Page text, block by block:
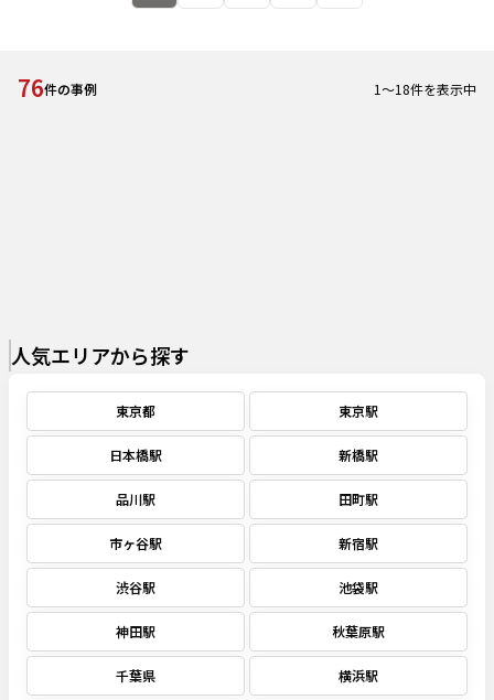
76件の事例 1～18件を表示中
人気エリアから探す
東京都 東京駅
日本橋駅 新橋駅
品川駅 田町駅
市ヶ谷駅 新宿駅
渋谷駅 池袋駅
神田駅 秋葉原駅
千葉県 横浜駅